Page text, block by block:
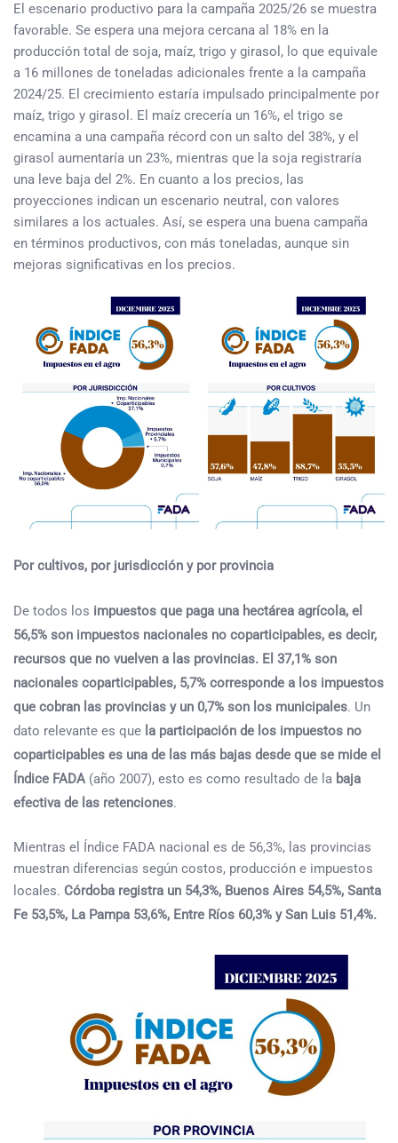
El escenario productivo para la campaña 2025/26 se muestra
favorable. Se espera una mejora cercana al 18% en la
producción total de soja, maíz, trigo y girasol, lo que equivale
a 16 millones de toneladas adicionales frente a la campaña
2024/25. El crecimiento estaría impulsado principalmente por
maíz, trigo y girasol. El maíz crecería un 16%, el trigo se
encamina a una campaña récord con un salto del 38%, y el
girasol aumentaría un 23%, mientras que la soja registraría
una leve baja del 2%. En cuanto a los precios, las
proyecciones indican un escenario neutral, con valores
similares a los actuales. Así, se espera una buena campaña
en términos productivos, con más toneladas, aunque sin
mejoras significativas en los precios.
Por cultivos, por jurisdicción y por provincia
De todos los impuestos que paga una hectárea agrícola, el
56,5% son impuestos nacionales no coparticipables, es decir,
recursos que no vuelven a las provincias. El 37,1% son
nacionales coparticipables, 5,7% corresponde a los impuestos
que cobran las provincias y un 0,7% son los municipales. Un
dato relevante es que la participación de los impuestos no
coparticipables es una de las más bajas desde que se mide el
Índice FADA (año 2007), esto es como resultado de la baja
efectiva de las retenciones.
Mientras el Índice FADA nacional es de 56,3%, las provincias
muestran diferencias según costos, producción e impuestos
locales. Córdoba registra un 54,3%, Buenos Aires 54,5%, Santa
Fe 53,5%, La Pampa 53,6%, Entre Ríos 60,3% y San Luis 51,4%.